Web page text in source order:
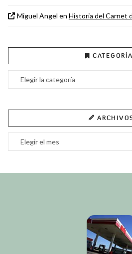
Miguel Angel en Historia del Carnet
Categorías
Archivos